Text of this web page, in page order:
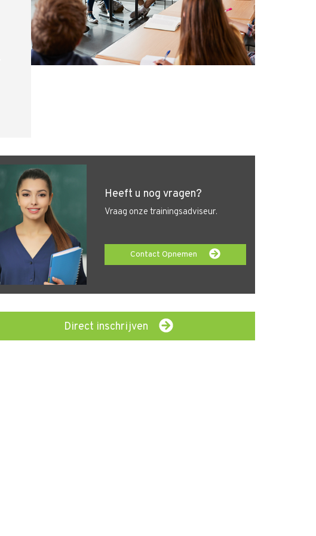
Heeft u nog vragen?
Vraag onze trainingsadviseur.
Contact Opnemen
Direct inschrijven